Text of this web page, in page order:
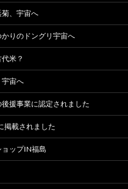
菊、宇宙へ
かりのドングリ宇宙へ
米？
宇宙へ
援事業に認定されました
掲載されました
ップIN福島